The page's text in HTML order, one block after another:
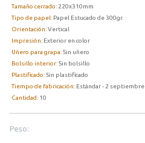
Tamaño cerrado: 220x310mm
Tipo de papel: Papel Estucado de 300gr.
Orientación:Vertical
Impresión: Exterior en color
Uñero para grapa:Sin uñero
Bolsillo interior:Sin bolsillo
Plastificado:Sin plastificado
Tiempo de fabricación: Estándar - 2 septiembre
Cantidad: 10
Peso: